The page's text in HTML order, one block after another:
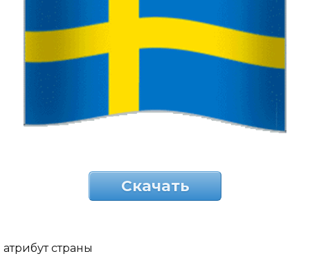
Скачать
атрибут страны